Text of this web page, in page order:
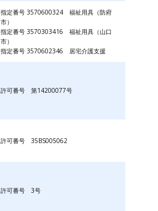
指定番号 3570600324 福祉用具（防府
市）
指定番号 3570303416 福祉用具（山口
市）
指定番号 3570602346 居宅介護支援
許可番号 第14200077号
許可番号 35BS005062
許可番号 3号